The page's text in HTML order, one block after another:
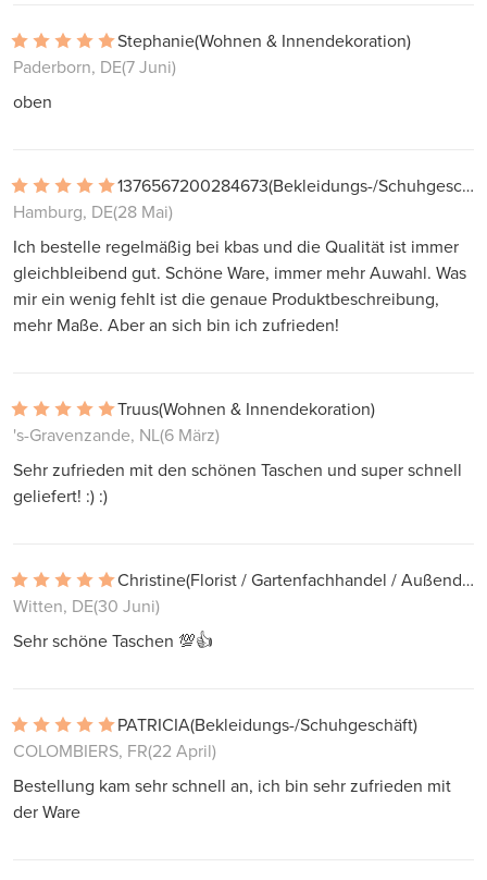
Stephanie(Wohnen & Innendekoration)
Paderborn, DE(7 Juni)
oben
1376567200284673
(Bekleidungs-/Schuhgeschäft)
Hamburg, DE(28 Mai)
Ich bestelle regelmäßig bei kbas und die Qualität ist immer
gleichbleibend gut. Schöne Ware, immer mehr Auwahl. Was
mir ein wenig fehlt ist die genaue Produktbeschreibung,
mehr Maße. Aber an sich bin ich zufrieden!
Truus(Wohnen & Innendekoration)
's-Gravenzande, NL(6 März)
Sehr zufrieden mit den schönen Taschen und super schnell
geliefert! :) :)
Christine
(Florist / Gartenfachhandel / Außendekoration)
Witten, DE(30 Juni)
Sehr schöne Taschen 💯👍
PATRICIA(Bekleidungs-/Schuhgeschäft)
COLOMBIERS, FR(22 April)
Bestellung kam sehr schnell an, ich bin sehr zufrieden mit
der Ware